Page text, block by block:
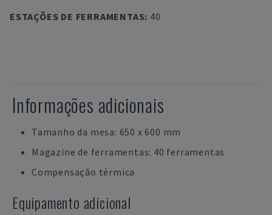
ESTAÇÕES DE FERRAMENTAS: 40
Informações adicionais
Tamanho da mesa: 650 x 600 mm
Magazine de ferramentas: 40 ferramentas
Compensação térmica
Equipamento adicional